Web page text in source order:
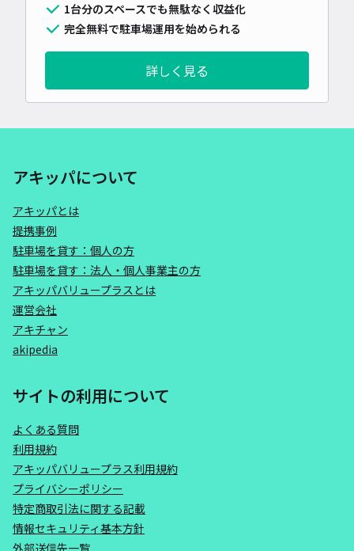
1台分のスペースでも無駄なく収益化
完全無料で駐車場運用を始められる
詳しく見る
アキッパについて
アキッパとは
提携事例
駐車場を貸す：個人の方
駐車場を貸す：法人・個人事業主の方
アキッパバリュープラスとは
運営会社
アキチャン
akipedia
サイトの利用について
よくある質問
利用規約
アキッパバリュープラス利用規約
プライバシーポリシー
特定商取引法に関する記載
情報セキュリティ基本方針